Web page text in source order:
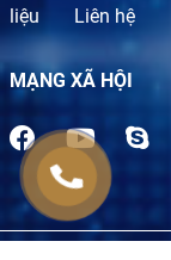
liệu
Liên hệ
MẠNG XÃ HỘI